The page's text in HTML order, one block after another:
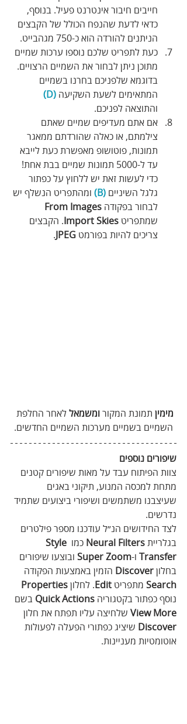
חייבים חיבור אינטרנט פעיל. בנוסף,
כדאי לדעת שהנפח הכולל של הקבצים
הניתנים להורדה הוא כ-750 מגהבייט.
כעת לתפריט שלכם נוספו ערכות שמיים
מתוכן ניתן לבחור את השמיים הרצויים.
בדוגמא שלפניכם בחרנו בשמיים
המתאימים לשעת השקיעה (D)
והתוצאה לפניכם.
אם אתם מעדיפים שמיים שאתם
צילמתם, או כאלה שהורדתם ממאגר
תמונות, פוטושופ מאפשרת כעת לייבא
עד ל-5000 תמונות שמיים בבת אחת!
כדי לעשות זאת יש ללחוץ על כפתור
גלגל השיניים (B)
ומהתפריט הנשלף יש
לבחור בפקודה From Images
שמתפריט Import Skies. הקבצים
צריכים להיות בפורמט JPEG
.
מימין תמונת המקור ומשמאל לאחר החלפת
השמיים בשמיים מערכות השמיים החדשים.
שיפורים נוספים
צוות הפיתוח עבד על מאות שיפורים קטנים
מתחת למכסה המנוע, תיקוני באגים
שעיצבנו משתמשים ושיפורי ביצועים שתמיד
נדרשים.
לצד החידושים הנ״ל עודכנו מספר פילטרים
בגלריית Neural Filters כמו Style
Transfer ו-Super Zoom ובוצעו שיפורים
בחלון Discover הזמין באמצעות הפקודה
Search מתפריט Edit. לחלון Properties
נוסף כפתור בקטגוריה Quick Actions בשם
View More שלחיצה עליו תפתח את חלון
Discover שיציג כפתורי הפעלה לפעולות
אוטומטיות מעניינות.